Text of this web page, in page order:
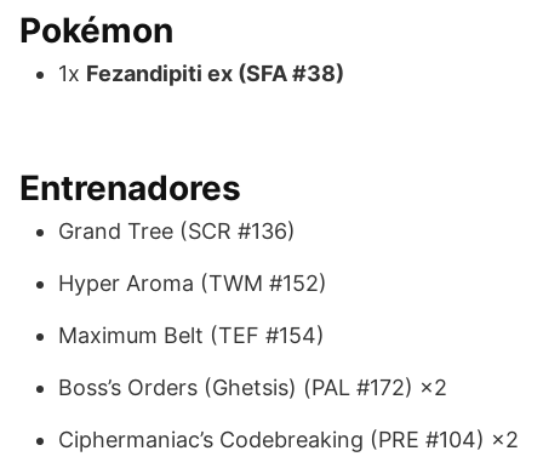
Pokémon
1x Fezandipiti ex (SFA #38)
Entrenadores
Grand Tree (SCR #136)
Hyper Aroma (TWM #152)
Maximum Belt (TEF #154)
Boss’s Orders (Ghetsis) (PAL #172) ×2
Ciphermaniac’s Codebreaking (PRE #104) ×2